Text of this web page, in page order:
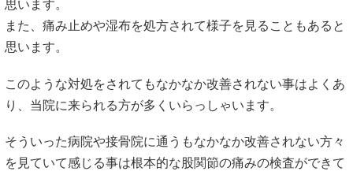
思います。
また、痛み止めや湿布を処方されて様子を見ることもあると
思います。
このような対処をされてもなかなか改善されない事はよくあ
り、当院に来られる方が多くいらっしゃいます。
そういった病院や接骨院に通うもなかなか改善されない方々
を見ていて感じる事は根本的な股関節の痛みの検査ができて